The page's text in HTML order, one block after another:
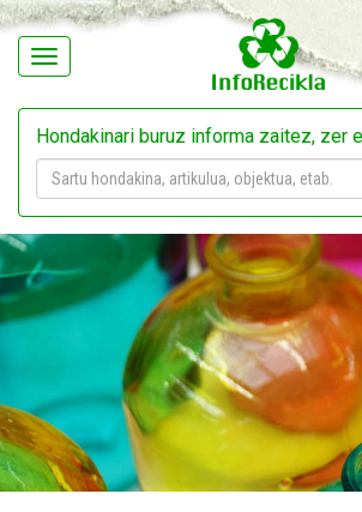
Navegación
Hondakinari buruz informa zaitez, zer